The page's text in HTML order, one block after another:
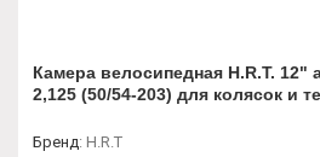
Камера велосипедная H.R.T. 12"
2,125 (50/54-203) для колясок и
Бренд: H.R.T